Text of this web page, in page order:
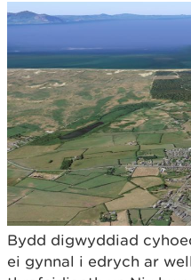
Bydd digwyddiad
ei gynnal i edrych ar